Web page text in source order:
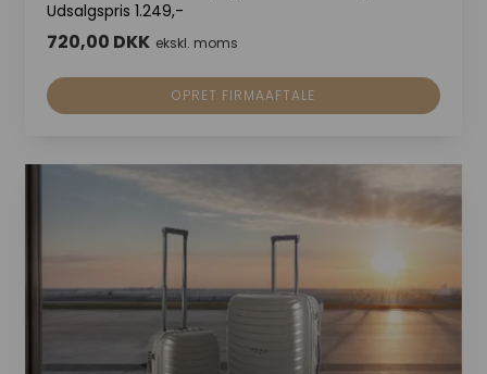
Udsalgspris 1.249,-
720,00 DKK ekskl. moms
OPRET FIRMAAFTALE